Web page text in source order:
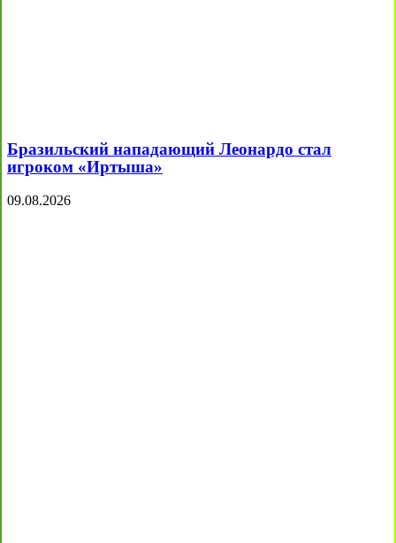
Бразильский нападающий Леонардо стал
игроком «Иртыша»
09.08.2026